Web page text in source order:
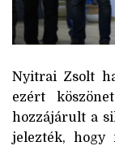
Nyitrai Zsolt
ezért
hozzájárult a
jelezték, hogy